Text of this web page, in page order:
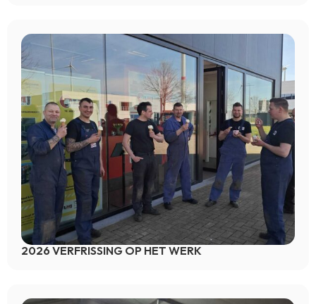
2026 VERFRISSING OP HET WERK